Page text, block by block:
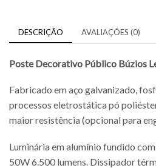
DESCRIÇÃO AVALIAÇÕES (0)
Poste Decorativo Público Búzios
Fabricado em aço galvanizado,
processos eletrostática pó
maior resistência (opcional para
Luminária em alumínio fundido
50W 6.500 lumens. Dissipador